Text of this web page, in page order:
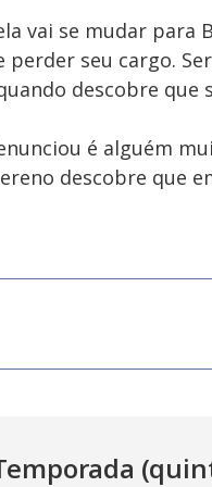
vai se mudar para
perder seu cargo.
descobre que
é alguém
descobre que